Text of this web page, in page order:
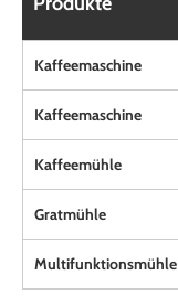
Kaffeemaschine
Kaffeemaschine
Kaffeemühle
Gratmühle
Multifunktionsmühle